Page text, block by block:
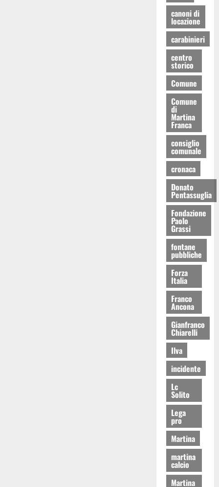
canoni di
locazione
carabinieri
centro
storico
Comune
Comune
di
Martina
Franca
consiglio
comunale
cronaca
Donato
Pentassuglia
Fondazione
Paolo
Grassi
fontane
pubbliche
Forza
Italia
Franco
Ancona
Gianfranco
Chiarelli
Ilva
incidente
Lc
Solito
Lega
pro
Martina
martina
calcio
Martina